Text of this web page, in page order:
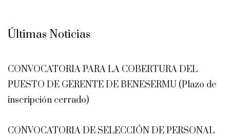
Últimas Noticias
CONVOCATORIA PARA LA COBERTURA DEL
PUESTO DE GERENTE DE BENESERMU (Plazo de
inscripción cerrado)
CONVOCATORIA DE SELECCIÓN DE PERSONAL